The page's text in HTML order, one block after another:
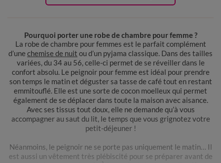
Pourquoi porter une robe de chambre pour femme ?
La robe de chambre pour femmes est le parfait complément
d’une chemise de nuit ou d’un pyjama classique. Dans des tailles
variées, du 34 au 56, celle-ci permet de se réveiller dans le
confort absolu. Le peignoir pour femme est idéal pour prendre
son temps le matin et déguster sa tasse de café tout en restant
emmitouflé. Elle est une sorte de cocon moelleux qui permet
également de se déplacer dans toute la maison avec aisance.
Avec ses tissus tout doux, elle ne demande qu’à vous
accompagner au saut du lit, le temps que vous grignotez votre
petit-déjeuner !
Néanmoins, le peignoir ne se porte pas uniquement le matin… Il
est aussi un vêtement très plébiscité pour se préparer avant de